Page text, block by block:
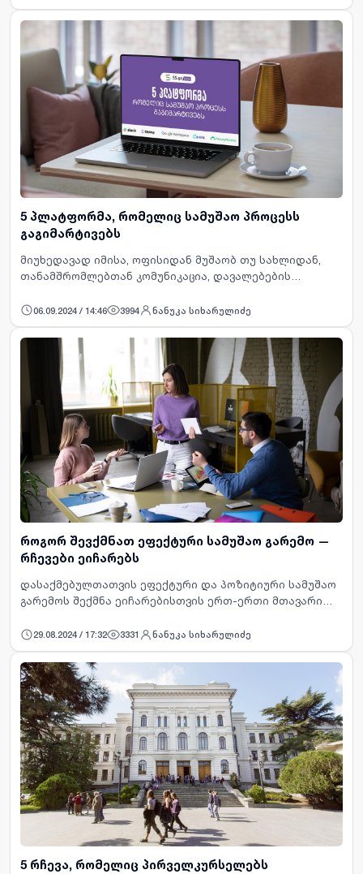
საქსტატის მიხედვით, საქართ…
5 პლატფორმა, რომელიც სამუშაო პროცესს
გაგიმარტივებს
მიუხედავად იმისა, ოფისიდან მუშაობ თუ სახლიდან,
თანამშრომლებთან კომუნიკაცია, დავალებების
პროცესის განუყოფელი ნაწილია. იმისათვის, რომ მცირე
თუ დიდ გამოწვევებს…
06.09.2024 / 14:46 3994 ნანუკა სიხარულიძე
როგორ შევქმნათ ეფექტური სამუშაო გარემო —
რჩევები ეიჩარებს
დასაქმებულთათვის ეფექტური და პოზიტიური სამუშაო
გარემოს შექმნა ეიჩარებისთვის ერთ-ერთი მთავარი
ფიზიკურ თუ ონლაინ სამუშაო სივრცეს არ გულისხმობს,
არამედ კომუნი…
29.08.2024 / 17:32 3331 ნანუკა სიხარულიძე
5 რჩევა, რომელიც პირველკურსელებს